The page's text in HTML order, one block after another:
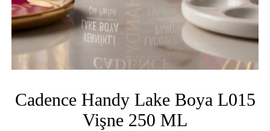
Cadence Handy Lake Boya L015
Vişne 250 ML